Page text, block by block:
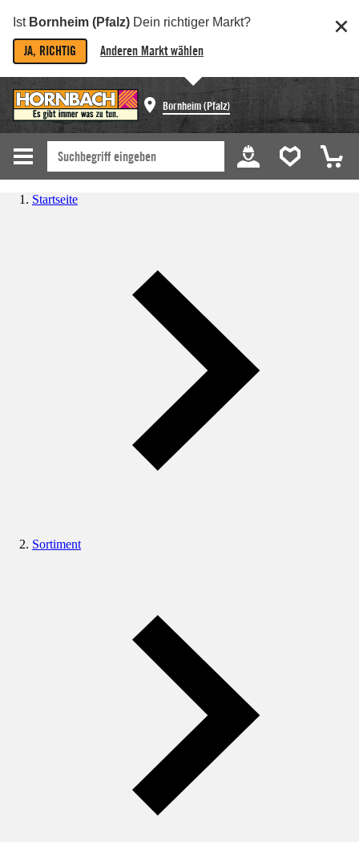
Ist Bornheim (Pfalz) Dein richtiger Markt?
JA, RICHTIG Anderen Markt wählen
Bornheim (Pfalz)
Startseite
Sortiment